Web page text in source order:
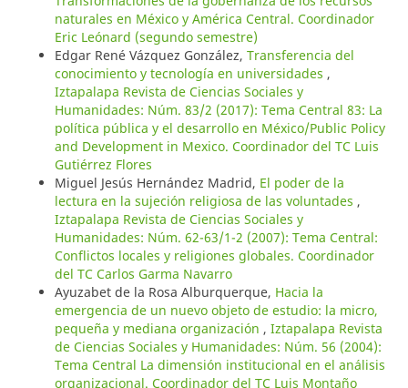
naturales en México y América Central. Coordinador
Eric Leónard (segundo semestre)
Edgar René Vázquez González, Transferencia del
conocimiento y tecnología en universidades ,
Iztapalapa Revista de Ciencias Sociales y
Humanidades: Núm. 83/2 (2017): Tema Central 83: La
política pública y el desarrollo en México/Public Policy
and Development in Mexico. Coordinador del TC Luis
Gutiérrez Flores
Miguel Jesús Hernández Madrid, El poder de la
lectura en la sujeción religiosa de las voluntades ,
Iztapalapa Revista de Ciencias Sociales y
Humanidades: Núm. 62-63/1-2 (2007): Tema Central:
Conflictos locales y religiones globales. Coordinador
del TC Carlos Garma Navarro
Ayuzabet de la Rosa Alburquerque, Hacia la
emergencia de un nuevo objeto de estudio: la micro,
pequeña y mediana organización , Iztapalapa Revista
de Ciencias Sociales y Humanidades: Núm. 56 (2004):
Tema Central La dimensión institucional en el análisis
organizacional. Coordinador del TC Luis Montaño